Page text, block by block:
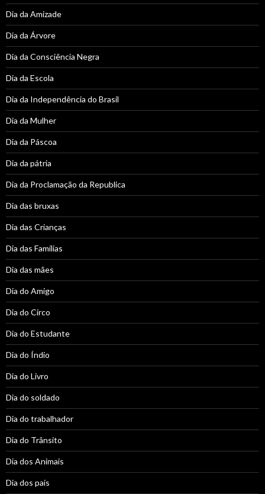
Dia da Amizade
Dia da Árvore
Dia da Consciência Negra
Dia da Escola
Dia da Independência do Brasil
Dia da Mulher
Dia da Páscoa
Dia da pátria
Dia da Proclamação da Republica
Dia das bruxas
Dia das Crianças
Dia das Famílias
Dia das mães
Dia do Amigo
Dia do Circo
Dia do Estudante
Dia do Índio
Dia do Livro
Dia do soldado
Dia do trabalhador
Dia do Trânsito
Dia dos Animais
Dia dos pais